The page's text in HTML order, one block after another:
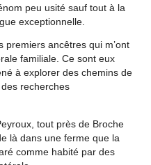
peu usité sauf tout à la
exceptionnelle.
premiers ancêtres qui m’ont
familiale. Ce sont eux
à explorer des chemins de
recherches
tout près de Broche
là dans une ferme que la
comme habité par des